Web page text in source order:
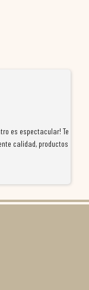
es espectacular! Te
calidad, productos